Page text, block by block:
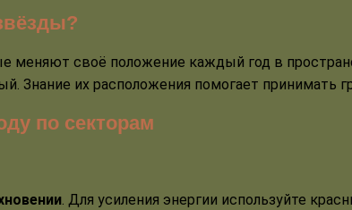
меняют своё положение каждый год в
Знание их расположения помогает принимать
по секторам
. Для усиления энергии используйте